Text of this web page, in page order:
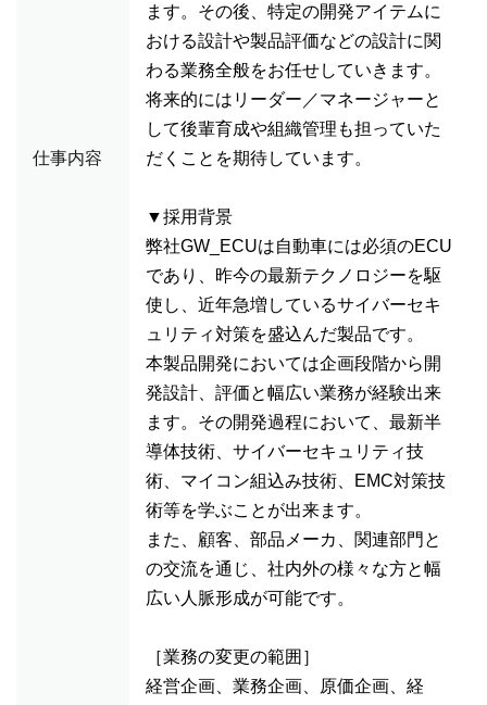
仕事内容
ます。その後、特定の開発アイテムに
おける設計や製品評価などの設計に関
わる業務全般をお任せしていきます。
将来的にはリーダー／マネージャーと
して後輩育成や組織管理も担っていた
だくことを期待しています。
▼採用背景
弊社GW_ECUは自動車には必須のECU
であり、昨今の最新テクノロジーを駆
使し、近年急増しているサイバーセキ
ュリティ対策を盛込んだ製品です。
本製品開発においては企画段階から開
発設計、評価と幅広い業務が経験出来
ます。その開発過程において、最新半
導体技術、サイバーセキュリティ技
術、マイコン組込み技術、EMC対策技
術等を学ぶことが出来ます。
また、顧客、部品メーカ、関連部門と
の交流を通じ、社内外の様々な方と幅
広い人脈形成が可能です。
［業務の変更の範囲］
経営企画、業務企画、原価企画、経